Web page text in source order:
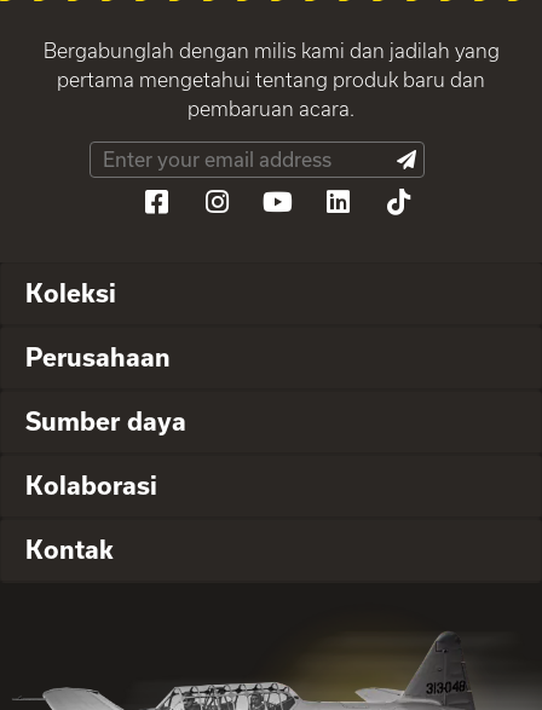
Bergabunglah dengan milis kami dan jadilah yang
pertama mengetahui tentang produk baru dan
pembaruan acara.
Koleksi
Perusahaan
Sumber daya
Kolaborasi
Kontak